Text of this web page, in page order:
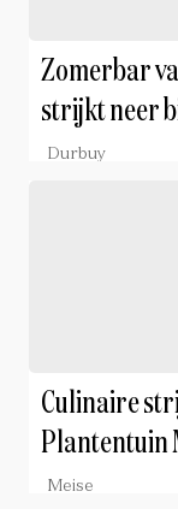
Zomerbar
strijkt neer
Durbuy
Culinaire
Plantentuin
Meise